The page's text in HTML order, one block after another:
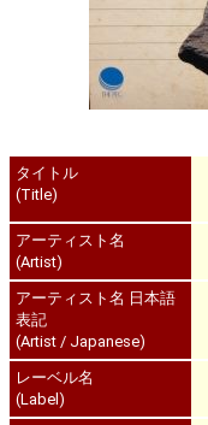
タイトル
(Title)
アーティスト名
(Artist)
アーティスト名 日本語
表記
(Artist / Japanese)
レーベル名
(Label)